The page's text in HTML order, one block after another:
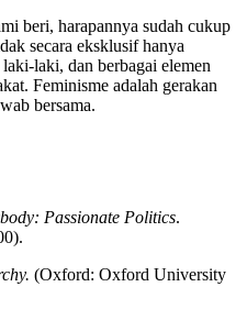
beri, harapannya sudah cukup
secara eksklusif hanya
laki, dan berbagai elemen
Feminisme adalah gerakan
bersama.
Passionate Politics.
(Oxford: Oxford University